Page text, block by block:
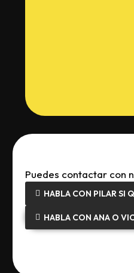
Puedes contactar con
HABLA CON PILAR SI
HABLA CON ANA O